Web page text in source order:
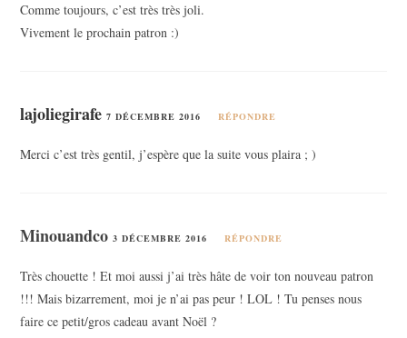
Comme toujours, c’est très très joli.
Vivement le prochain patron :)
lajoliegirafe 7 DÉCEMBRE 2016 RÉPONDRE
Merci c’est très gentil, j’espère que la suite vous plaira ; )
Minouandco3 DÉCEMBRE 2016 RÉPONDRE
Très chouette ! Et moi aussi j’ai très hâte de voir ton nouveau patron
!!! Mais bizarrement, moi je n’ai pas peur ! LOL ! Tu penses nous
faire ce petit/gros cadeau avant Noël ?